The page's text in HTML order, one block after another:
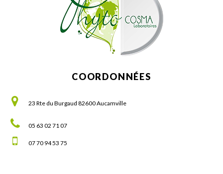
COORDONNÉES
23 Rte du Burgaud 82600 Aucamville
05 63 02 71 07
07 70 94 53 75